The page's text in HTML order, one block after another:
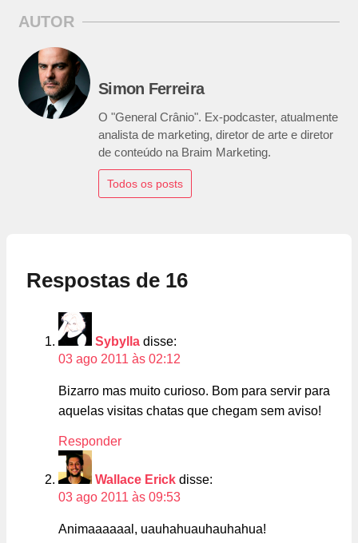
AUTOR
Simon Ferreira
O "General Crânio". Ex-podcaster, atualmente
analista de marketing, diretor de arte e diretor
de conteúdo na Braim Marketing.
Todos os posts
Respostas de 16
Sybylla disse:
03 ago 2011 às 02:12
Bizarro mas muito curioso. Bom para servir para
aquelas visitas chatas que chegam sem aviso!
Responder
Wallace Erick disse:
03 ago 2011 às 09:53
Animaaaaaal, uauhahuauhauhahua!